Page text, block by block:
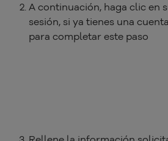
A continuación, haga clic en
sesión, si ya tienes una
para completar este paso